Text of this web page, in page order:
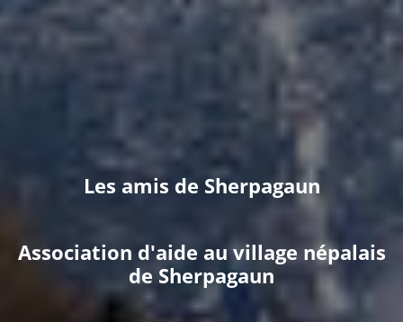
Les amis de Sherpagaun
Association d'aide au village népalais
de Sherpagaun